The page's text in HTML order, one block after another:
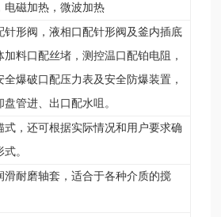
电磁加热，微波加热
针形阀，液相口配针形阀及釜内插底
加料口配丝堵，测控温口配铂电阻，
全爆破口配压力表及安全防爆装置，
盘管进、出口配水咀。
式，还可根据实际情况和用户要求确
。
滑耐磨轴套，适合于各种介质的搅